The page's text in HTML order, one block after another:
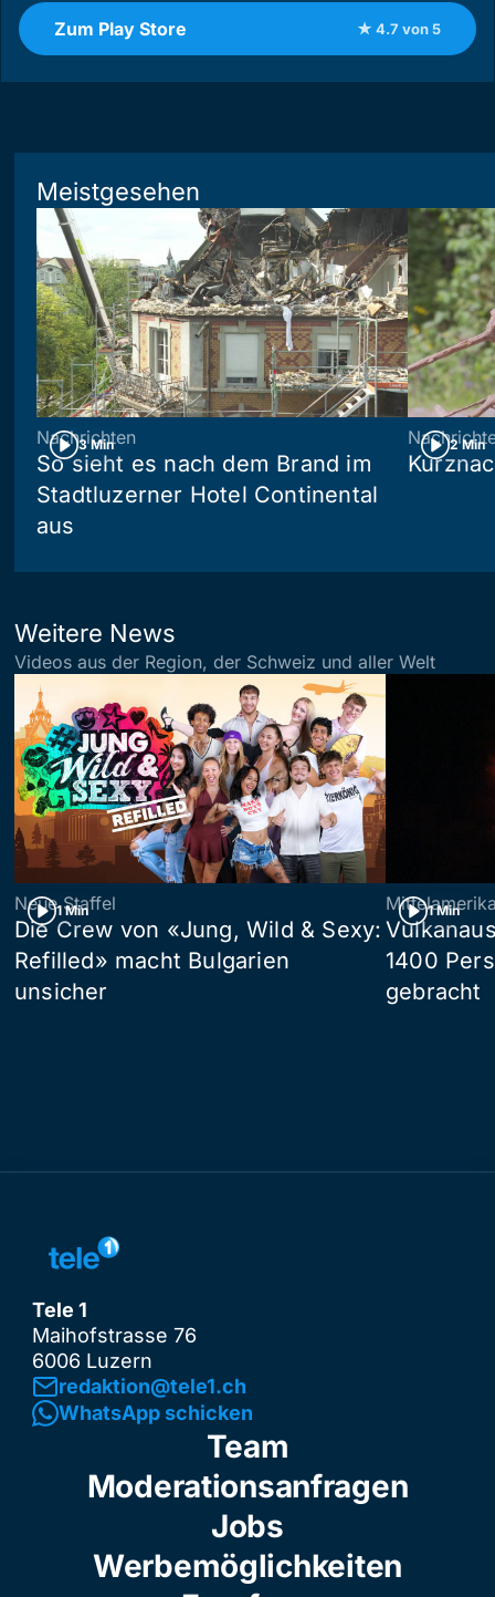
Zum Play Store ★ 4.7 von 5
Meistgesehen
3 Min
Nachrichten
So sieht es nach dem Brand im
Stadtluzerner Hotel Continental
aus
2 Min
Weitere News
Videos aus der Region, der Schweiz und aller Welt
1 Min
Neue Staffel
Die Crew von «Jung, Wild & Sexy:
Refilled» macht Bulgarien
unsicher
1 Min
1400
gebracht
Tele 1
Maihofstrasse 76
6006 Luzern
redaktion@tele1.ch
WhatsApp schicken
Team
Moderationsanfragen
Jobs
Werbemöglichkeiten